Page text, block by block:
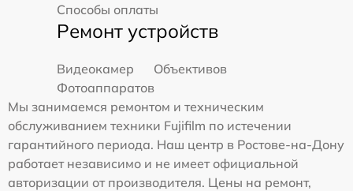
Способы оплаты
Ремонт устройств
Видеокамер
Объективов
Фотоаппаратов
Мы занимаемся ремонтом и техническим
обслуживанием техники Fujifilm по истечении
гарантийного периода. Наш центр в Ростове-на-Дону
работает независимо и не имеет официальной
авторизации от производителя. Цены на ремонт,